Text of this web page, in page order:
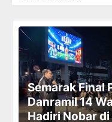
Semarak Final
Danramil 14
Hadiri Nobar